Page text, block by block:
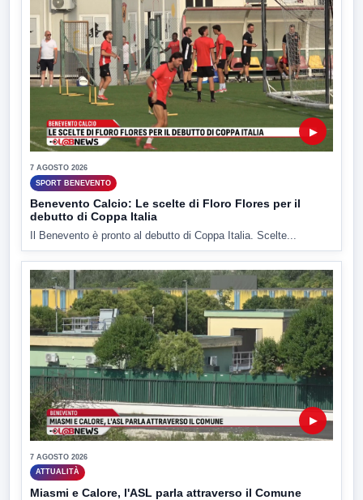
▶
7 AGOSTO 2026
SPORT BENEVENTO
Benevento Calcio: Le scelte di Floro Flores per il
debutto di Coppa Italia
Il Benevento è pronto al debutto di Coppa Italia. Scelte...
▶
7 AGOSTO 2026
ATTUALITÀ
Miasmi e Calore, l'ASL parla attraverso il Comune